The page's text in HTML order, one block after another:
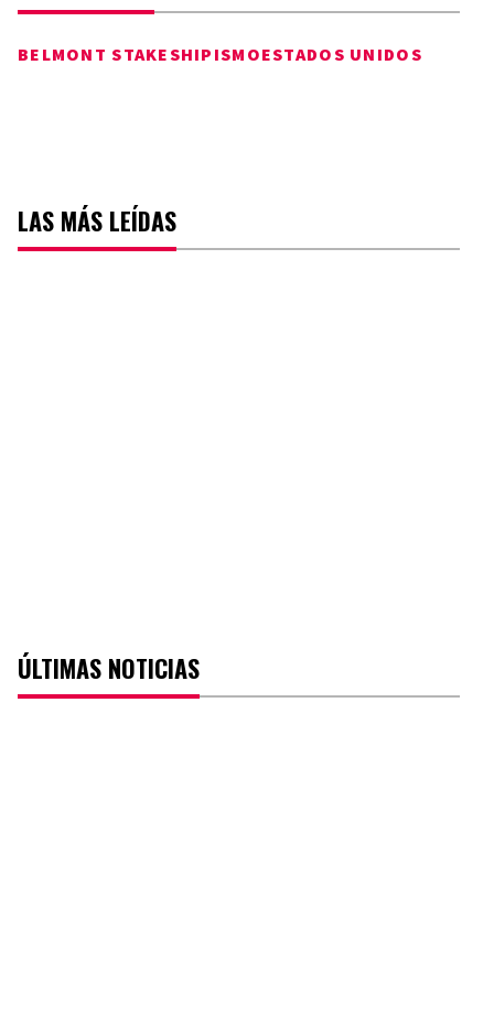
BELMONT STAKESHIPISMOESTADOS UNIDOS
LAS MÁS LEÍDAS
ÚLTIMAS NOTICIAS